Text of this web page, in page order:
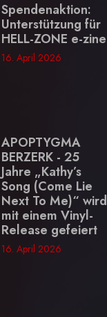
Spendenaktion:
Unterstützung für
HELL-ZONE e-zine
16. April 2026
APOPTYGMA
BERZERK - 25
Jahre „Kathy’s
Song (Come Lie
Next To Me)“ wird
mit einem Vinyl-
Release gefeiert
16. April 2026